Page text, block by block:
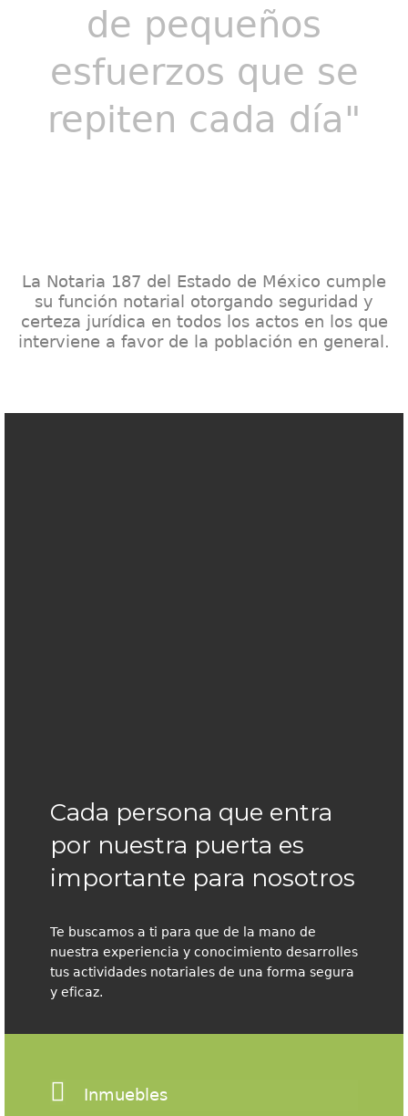
de pequeños
esfuerzos que se
repiten cada día"
La Notaria 187 del Estado de México cumple
su función notarial otorgando seguridad y
certeza jurídica en todos los actos en los que
interviene a favor de la población en general.
Cada persona que entra
por nuestra puerta es
importante para nosotros
Te buscamos a ti para que de la mano de
nuestra experiencia y conocimiento desarrolles
tus actividades notariales de una forma segura
y eficaz.
Inmuebles